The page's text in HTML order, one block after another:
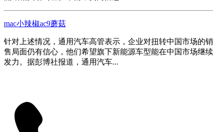
mac小辣椒ac9蘑菇
针对上述情况，通用汽车高管表示，企业对扭转中国市场的销
售局面仍有信心，他们希望旗下新能源车型能在中国市场继续
发力。据彭博社报道，通用汽车...